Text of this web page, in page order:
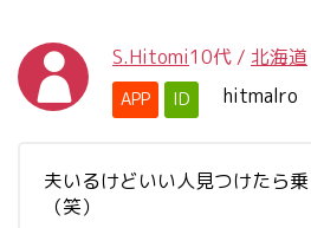
S.Hitomi10代 / 北海道
APP ID hitmalro
夫いるけどいい人見つけたら
（笑）